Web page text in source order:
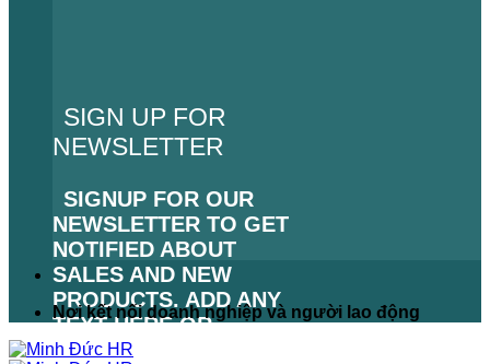
SIGN UP FOR
NEWSLETTER
SIGNUP FOR OUR
NEWSLETTER TO GET
NOTIFIED ABOUT
SALES AND NEW
PRODUCTS. ADD ANY
TEXT HERE OR
REMOVE IT.
Nơi kết nối doanh nghiệp và người lao động